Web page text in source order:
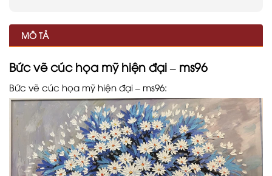
MÔ TẢ
Bức vẽ cúc họa mỹ hiện đại – ms96
Bức vẽ cúc họa mỹ hiện đại – ms96: